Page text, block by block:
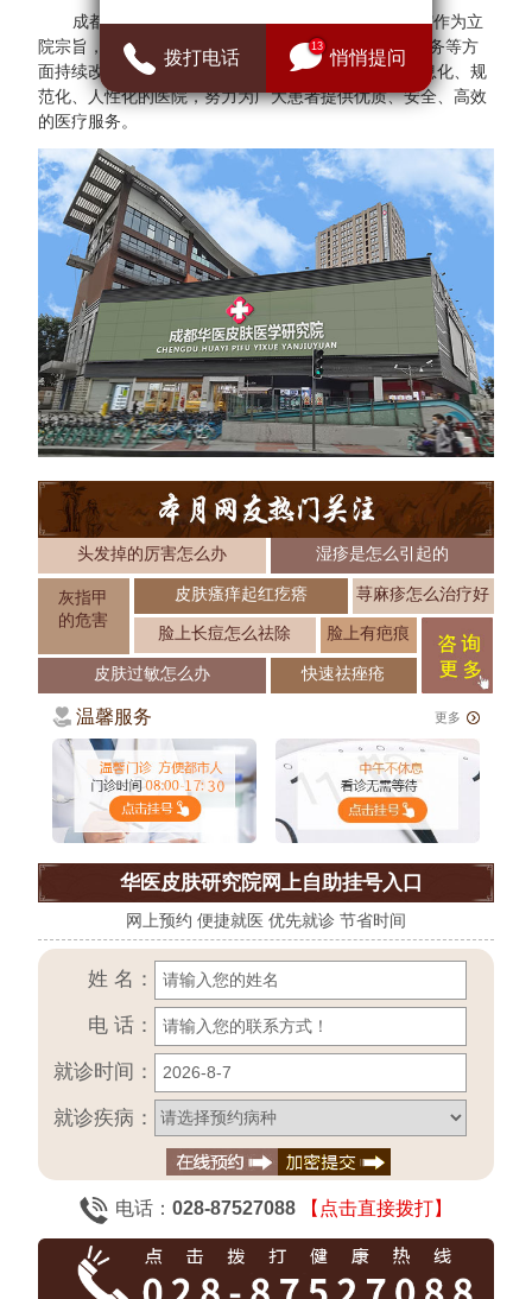
成都华医皮肤研究院始终把"群众满意、患者放心"作为立
院宗旨，并借鉴医院JCI认证标准，在医疗、管理、服务等方
面持续改进，全面建设现代化、科学化、标准化、信息化、规
范化、人性化的医院，努力为广大患者提供优质、安全、高效
的医疗服务。
头发掉的厉害怎么办 湿疹是怎么引起的
灰指甲
的危害
皮肤瘙痒起红疙瘩 荨麻疹怎么治疗好
脸上长痘怎么祛除 脸上有疤痕
皮肤过敏怎么办 快速祛痤疮
温馨服务 更多
华医皮肤研究院网上自助挂号入口
网上预约 便捷就医 优先就诊 节省时间
姓 名：
电 话：
就诊时间：
就诊疾病：
电话： 028-87527088 【点击直接拨打】
拨打电话
13
悄悄提问